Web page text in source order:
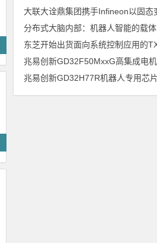
分布式大脑内部：机器人智能的载体